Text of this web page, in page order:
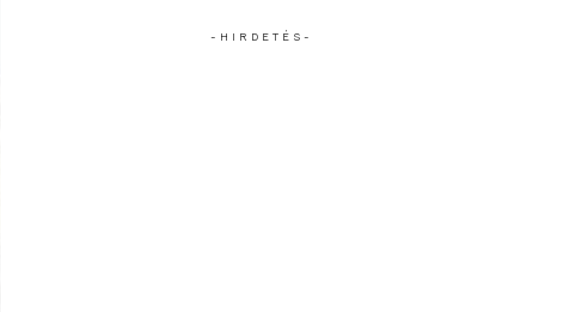
- H I R D E T É S -